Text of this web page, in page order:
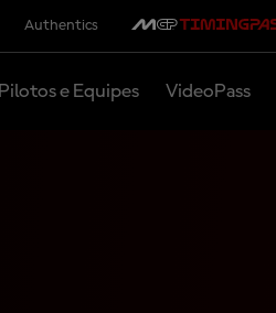
Authentics
Pilotos e Equipes VideoPass